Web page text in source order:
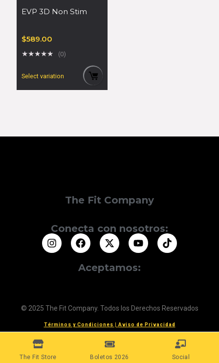
EVP 3D Non Stim
$589.00
★★★★★ (0)
Select variation
The Fit Company
Conecta con nosotros:
Aceptamos:
© 2025 The Fit Company. Todos los Derechos Reservados
Términos y Condiciones Aviso de Privacidad
The Fit Store Boletos 2026 Social